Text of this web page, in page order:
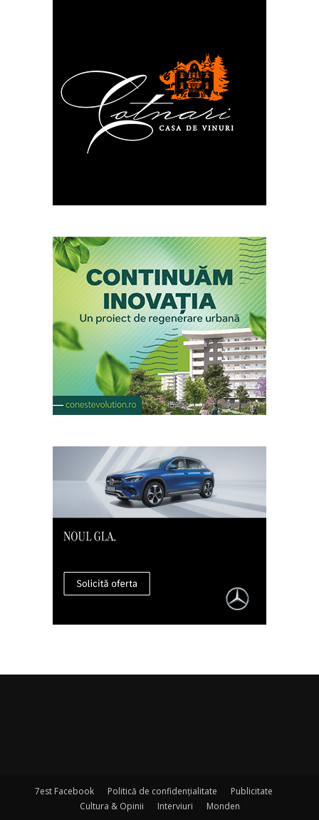
7est Facebook Politică de confidențialitate
Publicitate
Cultura & Opinii
Interviuri Monden